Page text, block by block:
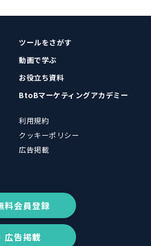
ツールをさがす
動画で学ぶ
お役立ち資料
BtoBマーケティングアカデミー
利用規約
クッキーポリシー
広告掲載
料会員登録
広告掲載